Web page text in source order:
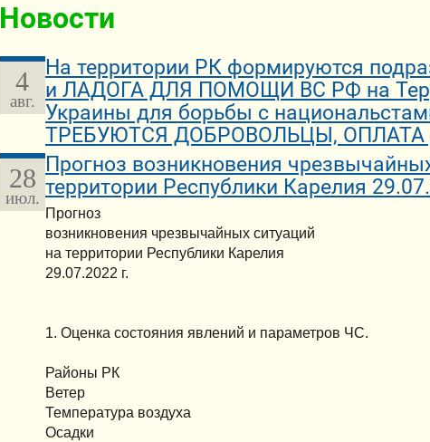
Новости
4
авг.
На территории РК формируются
и ЛАДОГА ДЛЯ ПОМОЩИ ВС РФ на
Украины для борьбы с
ТРЕБУЮТСЯ ДОБРОВОЛЬЦЫ, ОПЛАТА
28
июл.
Прогноз возникновения
территории Республики Карелия
Прогноз
возникновения чрезвычайных ситуаций
на территории Республики Карелия
29.07.2022 г.
1. Оценка состояния явлений и параметров ЧС.
Районы РК
Ветер
Температура воздуха
Осадки